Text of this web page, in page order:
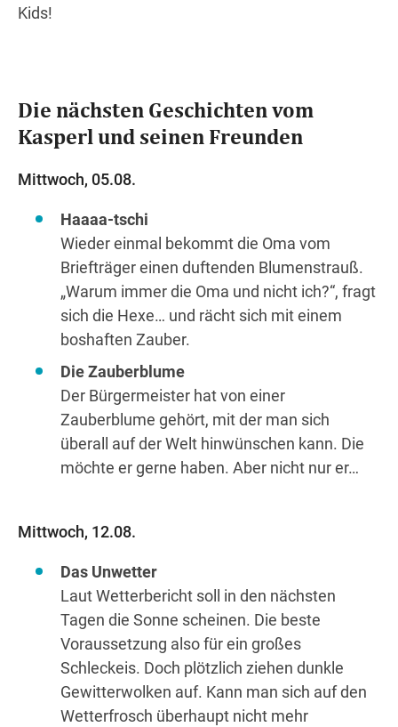
Kids!
Die nächsten Geschichten vom
Kasperl und seinen Freunden
Mittwoch, 05.08.
Haaaa-tschi
Wieder einmal bekommt die Oma vom
Briefträger einen duftenden Blumenstrauß.
„Warum immer die Oma und nicht ich?“, fragt
sich die Hexe… und rächt sich mit einem
boshaften Zauber.
Die Zauberblume
Der Bürgermeister hat von einer
Zauberblume gehört, mit der man sich
überall auf der Welt hinwünschen kann. Die
möchte er gerne haben. Aber nicht nur er…
Mittwoch, 12.08.
Das Unwetter
Laut Wetterbericht soll in den nächsten
Tagen die Sonne scheinen. Die beste
Voraussetzung also für ein großes
Schleckeis. Doch plötzlich ziehen dunkle
Gewitterwolken auf. Kann man sich auf den
Wetterfrosch überhaupt nicht mehr